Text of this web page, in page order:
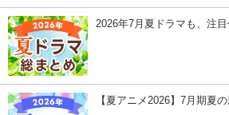
2026年7月夏ドラマも、注
【夏アニメ2026】7月期夏